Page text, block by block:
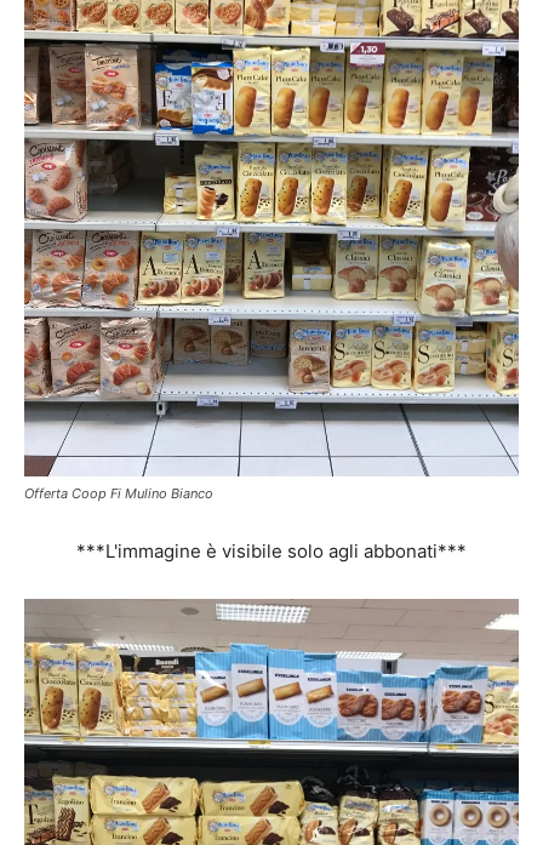
Offerta Coop Fi Mulino Bianco
***L'immagine è visibile solo agli abbonati***